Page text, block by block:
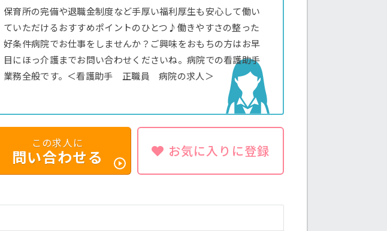
保育所の完備や退職金制度など手厚い福利厚生も安心して働い
ていただけるおすすめポイントのひとつ♪働きやすさの整った
好条件病院でお仕事をしませんか？ご興味をおもちの方はお早
目にほっ介護までお問い合わせくださいね。病院での看護助手
業務全般です。＜看護助手 正職員 病院の求人＞
この求人に
問い合わせる お気に入りに登録